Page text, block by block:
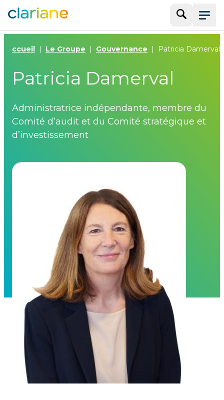
Menu
Accueil Le Groupe Gouvernance Patricia Damerval
Patricia Damerval
Administratrice indépendante, membre du
Comité d’audit et du Comité stratégique et
d’investissement